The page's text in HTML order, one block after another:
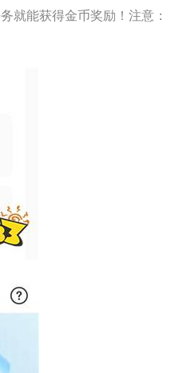
就能获得金币奖励！注意：